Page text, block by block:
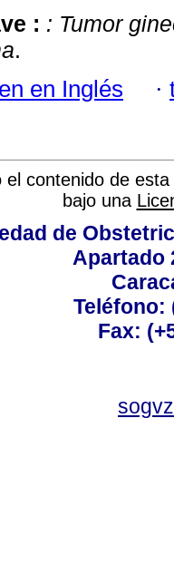
: : Tumor
.
en Inglés ·
el contenido de
bajo una
de
Apartado
Teléfono:
Fax: